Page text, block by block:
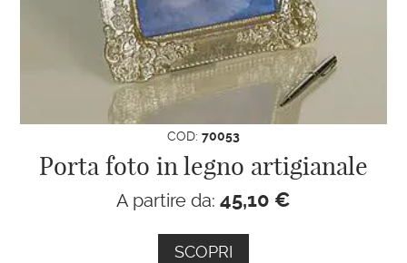
COD: 70053
Porta foto in legno artigianale
A partire da: 45,10 €
SCOPRI